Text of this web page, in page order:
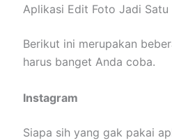
Aplikasi Edit Foto Jadi Satu
Berikut ini merupakan
harus banget Anda coba.
Instagram
Siapa sih yang gak pakai